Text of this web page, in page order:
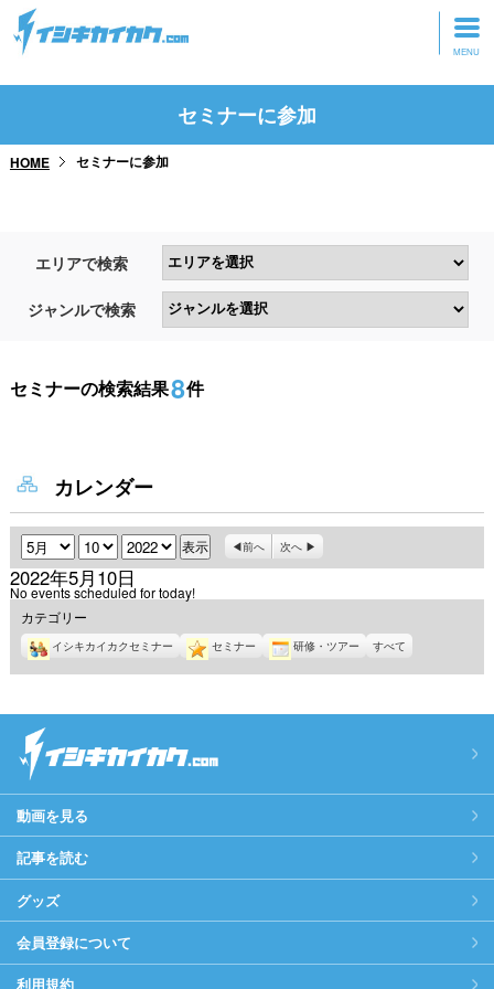
トップページ
研修・ツアーに参加
セミナーに参加
HOME セミナーに参加
エリアで検索
ジャンルで検索
セミナーの検索結果8件
カレンダー
月 日 年 前へ 次へ
2022年5月10日
No events scheduled for today!
カテゴリー
イシキカイカクセミナー セミナー 研修・ツアー すべて
動画を見る
記事を読む
グッズ
会員登録について